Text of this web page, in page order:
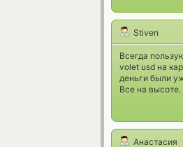
Stiven
Всегда
volet usd на
деньги были
Все на
Анастасия